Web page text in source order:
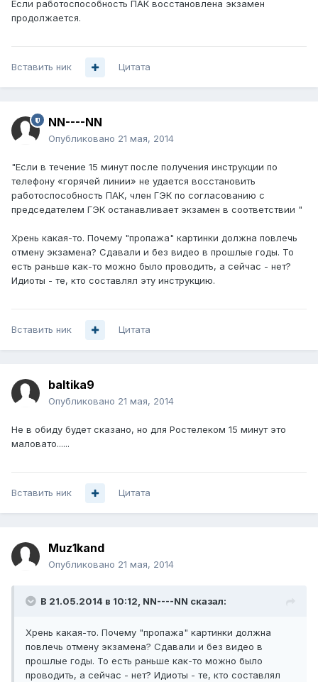
Если работоспособность ПАК восстановлена экзамен
продолжается.
Вставить ник Цитата
NN----NN
Опубликовано 21 мая, 2014
"Если в течение 15 минут после получения инструкции по
телефону «горячей линии» не удается восстановить
работоспособность ПАК, член ГЭК по согласованию с
председателем ГЭК останавливает экзамен в соответствии "
Хрень какая-то. Почему "пропажа" картинки должна повлечь
отмену экзамена? Сдавали и без видео в прошлые годы. То
есть раньше как-то можно было проводить, а сейчас - нет?
Идиоты - те, кто составлял эту инструкцию.
Вставить ник Цитата
baltika9
Опубликовано 21 мая, 2014
Не в обиду будет сказано, но для Ростелеком 15 минут это
маловато......
Вставить ник Цитата
Muz1kand
Опубликовано 21 мая, 2014
В 21.05.2014 в 10:12, NN----NN сказал:
Хрень какая-то. Почему "пропажа" картинки должна
повлечь отмену экзамена? Сдавали и без видео в
прошлые годы. То есть раньше как-то можно было
проводить, а сейчас - нет? Идиоты - те, кто составлял